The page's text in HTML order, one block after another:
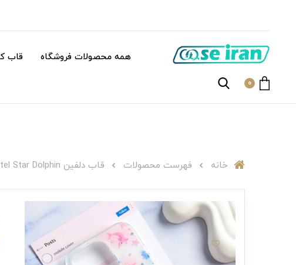
همه محصولات فروشگاه قاب
0
خانه فهرست محصولات قاب دلفین C007334 Pastel Star Dolphin